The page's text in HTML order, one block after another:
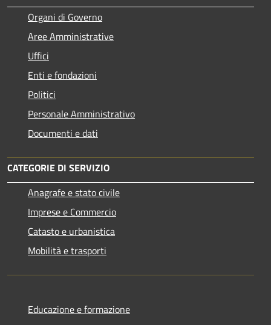
Organi di Governo
Aree Amministrative
Uffici
Enti e fondazioni
Politici
Personale Amministrativo
Documenti e dati
CATEGORIE DI SERVIZIO
Anagrafe e stato civile
Imprese e Commercio
Catasto e urbanistica
Mobilità e trasporti
Educazione e formazione